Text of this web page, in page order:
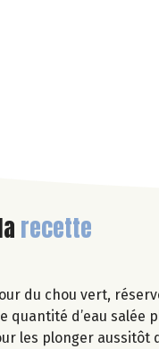
recette
du chou vert,
quantité d’eau
les plonger